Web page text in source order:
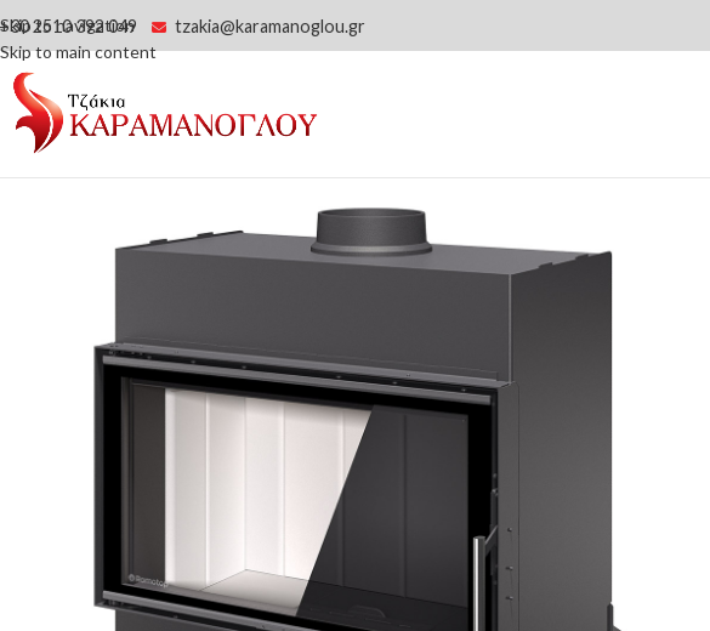
Skip to navigation
Skip to main content
+30 2510 392 049 tzakia@karamanoglou.gr